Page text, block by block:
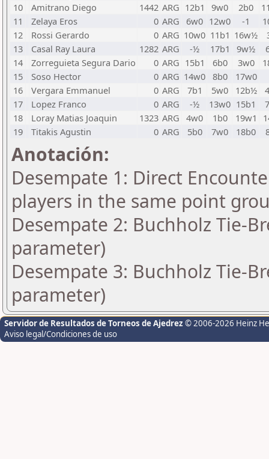
10
Amitrano Diego 1442 ARG 12b1 9w0 2b0
11
Zelaya Eros 0 ARG 6w0 12w0 -1
12
Rossi Gerardo 0 ARG 10w0 11b1 16w½
13
Casal Ray Laura 1282 ARG -½ 17b1 9w½
14
Zorreguieta Segura Dario 0 ARG 15b1 6b0 3w0
15
Soso Hector 0 ARG 14w0 8b0
17w0
16
Vergara Emmanuel 0 ARG 7b1 5w0 12b½
17
Lopez Franco 0 ARG -½ 13w0 15b1
18
Loray Matias Joaquin 1323 ARG 4w0 1b0 19w1
19
Titakis Agustin 0 ARG 5b0 7w0 18b0
Anotación:
Desempate 1: Direct
players in the same point
Desempate 2: Buchholz Tie-
parameter)
Desempate 3: Buchholz Tie-
parameter)
Servidor de Resultados de Torneos de Ajedrez © 2006-2026 Heinz
Aviso legal/Condiciones de uso